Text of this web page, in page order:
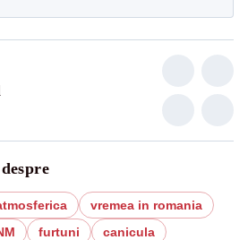
vremea in romania
furtuni
canicula